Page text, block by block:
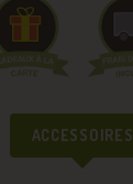
ACCESSOIRES